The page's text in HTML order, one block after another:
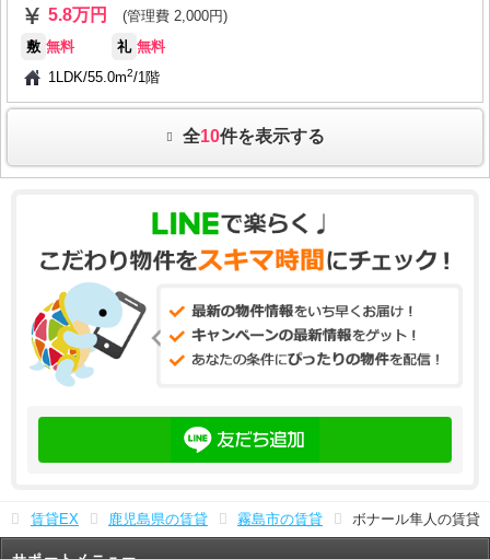
5.8万円
(管理費 2,000円)
敷 無料 礼 無料
1LDK/55.0m2/1階
全10件を表示する
賃貸EX 鹿児島県の賃貸 霧島市の賃貸 ボナール隼人の賃貸